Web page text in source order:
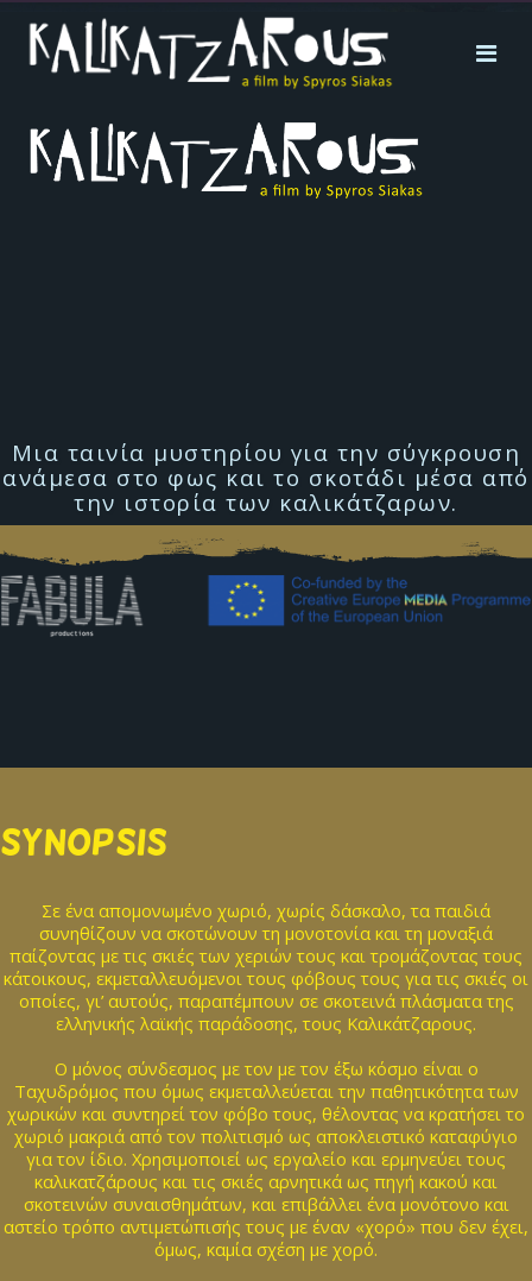
Μια ταινία μυστηρίου για την σύγκρουση
ανάμεσα στο φως και το σκοτάδι μέσα από
την ιστορία των καλικάτζαρων.
SYNOPSIS
Σε ένα απομονωμένο χωριό, χωρίς δάσκαλο, τα παιδιά
συνηθίζουν να σκοτώνουν τη μονοτονία και τη μοναξιά
παίζοντας με τις σκιές των χεριών τους και τρομάζοντας τους
κάτοικους, εκμεταλλευόμενοι τους φόβους τους για τις σκιές οι
οποίες, γι’ αυτούς, παραπέμπουν σε σκοτεινά πλάσματα της
ελληνικής λαϊκής παράδοσης, τους Καλικάτζαρους.
Ο μόνος σύνδεσμος με τον με τον έξω κόσμο είναι ο
Ταχυδρόμος που όμως εκμεταλλεύεται την παθητικότητα των
χωρικών και συντηρεί τον φόβο τους, θέλοντας να κρατήσει το
χωριό μακριά από τον πολιτισμό ως αποκλειστικό καταφύγιο
για τον ίδιο. Χρησιμοποιεί ως εργαλείο και ερμηνεύει τους
καλικατζάρους και τις σκιές αρνητικά ως πηγή κακού και
σκοτεινών συναισθημάτων, και επιβάλλει ένα μονότονο και
αστείο τρόπο αντιμετώπισής τους με έναν «χορό» που δεν έχει,
όμως, καμία σχέση με χορό.